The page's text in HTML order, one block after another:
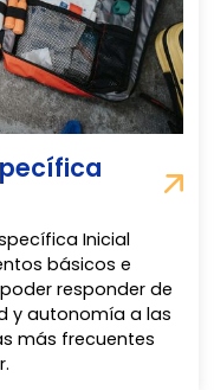
Inicial
básicos e
responder de
y autonomía a las
más frecuentes